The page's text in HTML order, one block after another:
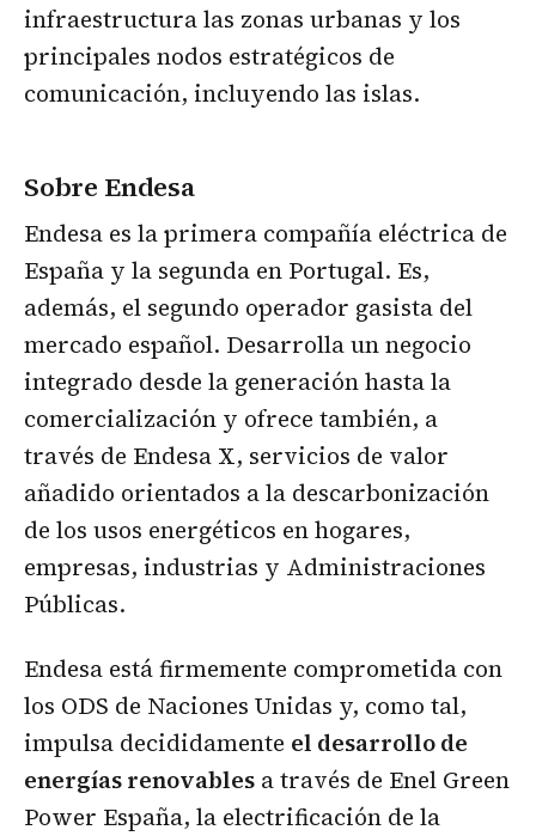
infraestructura las zonas urbanas y los
principales nodos estratégicos de
comunicación, incluyendo las islas.
Sobre Endesa
Endesa es la primera compañía eléctrica de
España y la segunda en Portugal. Es,
además, el segundo operador gasista del
mercado español. Desarrolla un negocio
integrado desde la generación hasta la
comercialización y ofrece también, a
través de Endesa X, servicios de valor
añadido orientados a la descarbonización
de los usos energéticos en hogares,
empresas, industrias y Administraciones
Públicas.
Endesa está firmemente comprometida con
los ODS de Naciones Unidas y, como tal,
impulsa decididamente el desarrollo de
energías renovables a través de Enel Green
Power España, la electrificación de la